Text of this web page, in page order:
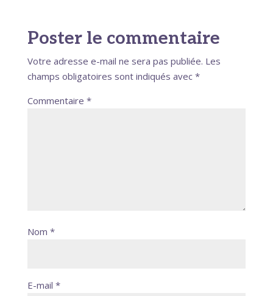
Poster le commentaire
Votre adresse e-mail ne sera pas publiée. Les
champs obligatoires sont indiqués avec *
Commentaire *
Nom *
E-mail *